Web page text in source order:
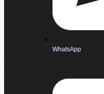
WhatsApp